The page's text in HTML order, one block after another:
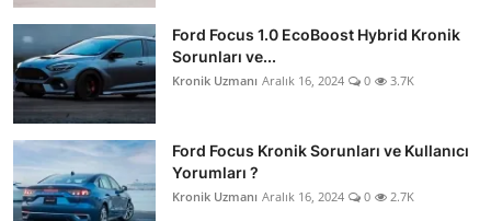
Ford Focus 1.0 EcoBoost Hybrid Kronik
Sorunları ve...
Kronik Uzmanı Aralık 16, 2024 0 3.7K
Ford Focus Kronik Sorunları ve Kullanıcı
Yorumları ?
Kronik Uzmanı Aralık 16, 2024 0 2.7K